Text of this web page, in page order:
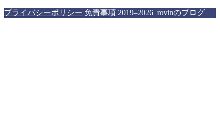
プライバシーポリシー 免責事項 2019–2026 rovinのブログ